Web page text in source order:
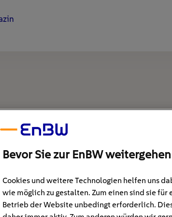
Bevor Sie zur EnBW weitergehen
Cookies und weitere Technologien helfen uns
wie möglich zu gestalten. Zum einen sind sie für
Betrieb der Website unbedingt erforderlich.